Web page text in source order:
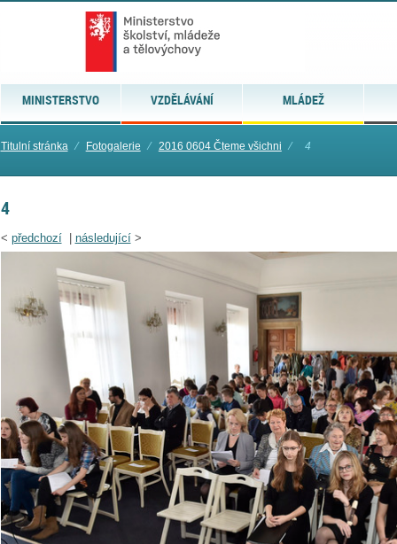
MINISTERSTVO VZDĚLÁVÁNÍ MLÁDEŽ
Titulní stránka ⁄ Fotogalerie ⁄ 2016 0604 Čteme všichni ⁄ 4
4
< předchozí| následující>